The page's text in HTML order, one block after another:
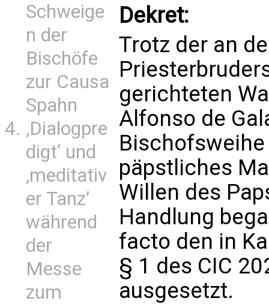
Schweige
n der
Bischöfe
zur Causa
Spahn
‚Dialogpre
digt‘ und
‚meditativ
er Tanz’
während
der
Messe
zum
Dekret:
Trotz der an
gerichteten
Alfonso de
päpstliches
Willen des
Handlung
facto den in
§ 1 des CIC
ausgesetzt.